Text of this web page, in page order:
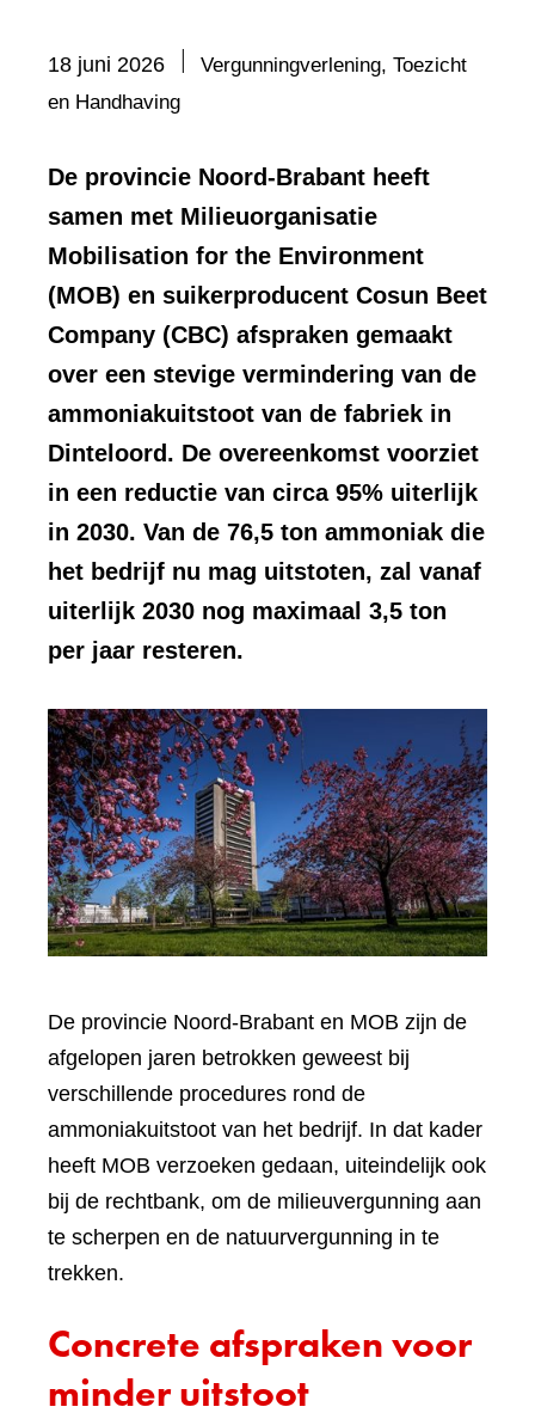
18 juni 2026
Vergunningverlening, Toezicht
en HandhavingBevat
element:
Foto
De provincie Noord-Brabant heeft
samen met Milieuorganisatie
Mobilisation for the Environment
(MOB) en suikerproducent Cosun Beet
Company (CBC) afspraken gemaakt
over een stevige vermindering van de
ammoniakuitstoot van de fabriek in
Dinteloord. De overeenkomst voorziet
in een reductie van circa 95% uiterlijk
in 2030. Van de 76,5 ton ammoniak die
het bedrijf nu mag uitstoten, zal vanaf
uiterlijk 2030 nog maximaal 3,5 ton
per jaar resteren.
De provincie Noord-Brabant en MOB zijn de
afgelopen jaren betrokken geweest bij
verschillende procedures rond de
ammoniakuitstoot van het bedrijf. In dat kader
heeft MOB verzoeken gedaan, uiteindelijk ook
bij de rechtbank, om de milieuvergunning aan
te scherpen en de natuurvergunning in te
trekken.
Concrete afspraken voor
minder uitstoot